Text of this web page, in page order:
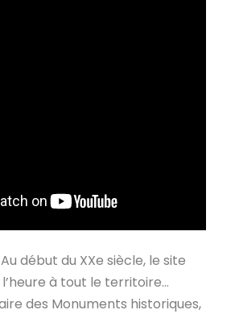
début du XXe siècle, le site
à tout le territoire…
des Monuments historiques,